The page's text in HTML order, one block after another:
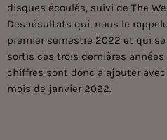
disques écoulés, suivi de The
Des résultats qui, nous le
premier semestre 2022 et qui
sortis ces trois dernières
chiffres sont donc a ajouter
mois de janvier 2022.